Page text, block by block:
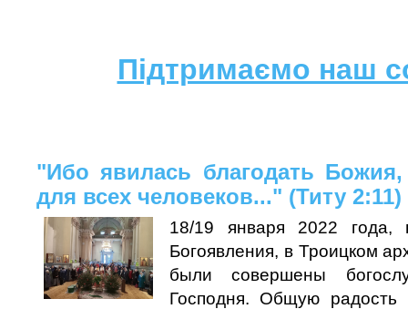
Підтримаємо наш
"Ибо явилась благодать Божия,
для всех человеков..." (Титу 2:11)
18/19 января 2022 года,
Богоявления, в Троицком
были совершены
Господня. Общую радость